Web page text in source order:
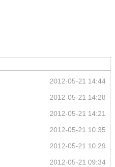
2012-05-21 14:44
2012-05-21 14:28
2012-05-21 14:21
2012-05-21 10:35
2012-05-21 10:29
2012-05-21 09:34